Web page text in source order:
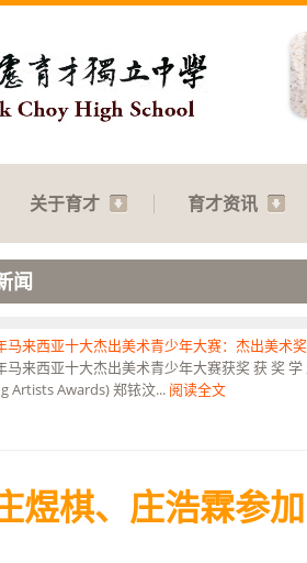
关于育才 育才资讯
闻
浩霖同学荣获第六届“中华翰墨情”佛港澳台侨
...阅读全文
马来西亚十大杰出美术青少年大赛：杰出美术
马来西亚十大杰出美术青少年大赛获奖 获 奖
Artists Awards) 郑铱汶... 阅读全文
煜棋、庄浩霖参